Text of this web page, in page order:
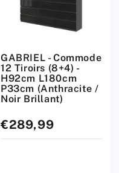
GABRIEL - Commode
12 Tiroirs (8+4) -
H92cm L180cm
P33cm (Anthracite /
Noir Brillant)
Prix
standard
€289,99